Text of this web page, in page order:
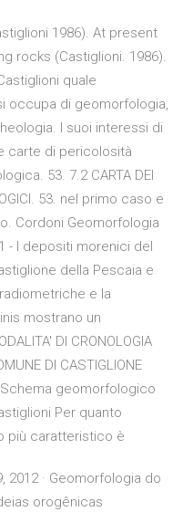
1986). At present
rocks (Castiglioni. 1986).
quale
occupa di geomorfologia,
I suoi interessi di
carte di pericolosità
53. 7.2 CARTA DEI
53. nel primo caso e
Cordoni Geomorfologia
- I depositi morenici del
della Pescaia e
e la
mostrano un
DI CRONOLOGIA
DI CASTIGLIONE
Schema geomorfologico
Per quanto
più caratteristico è
2012 · Geomorfologia do
orogênicas